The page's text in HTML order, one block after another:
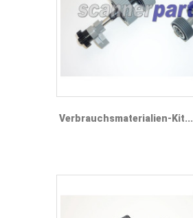
Verbrauchsmaterialien-Kit...